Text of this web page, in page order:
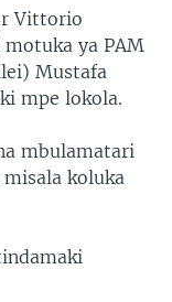
Vittorio
ya PAM
Mustafa
mpe lokola.
mbulamatari
misala koluka